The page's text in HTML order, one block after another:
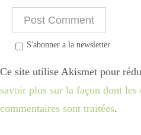
S'abonner a la newsletter
Ce site utilise Akismet pour
savoir plus sur la façon dont les
commentaires sont traitées.